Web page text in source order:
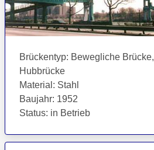
Brückentyp: Bewegliche Brücke,
Hubbrücke
Material : Stahl
Baujahr: 1952
Status: in Betrieb